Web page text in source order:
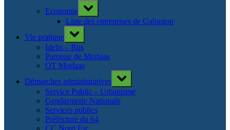
Economie
Toggle
sub-
menu
Liste des entreprises de Gabaston
Vie pratique
Toggle
sub-
menu
Idelis – Bus
Paroisse de Morlaas
OT Morlaas
Démarches administratives
Toggle
sub-
menu
Service Public – Urbanisme
Gendarmerie Nationale
Services publics
Préfecture du 64
CC Nord Est